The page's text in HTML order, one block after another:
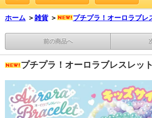
ホーム ＞雑貨 ＞ プチプラ！オーロラブレ
前の商品へ
プチプラ！オーロラブレスレット